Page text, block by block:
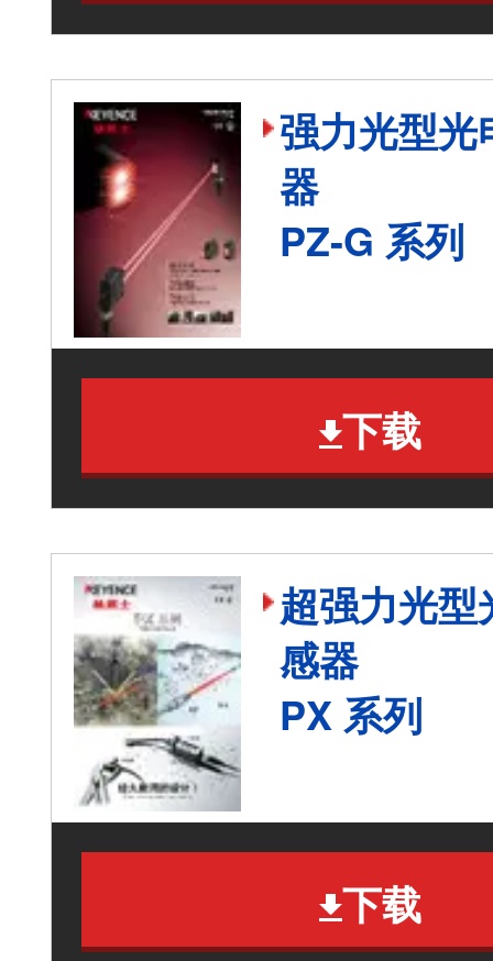
强力光型光
器
PZ-G 系列
下载
超强力光型
感器
PX 系列
下载